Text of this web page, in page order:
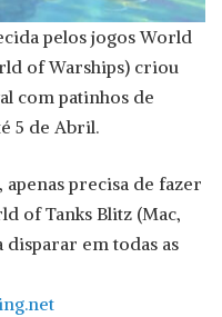
pelos jogos World
of Warships) criou
com patinhos de
5 de Abril.
precisa de fazer
of Tanks Blitz (Mac,
disparar em todas as